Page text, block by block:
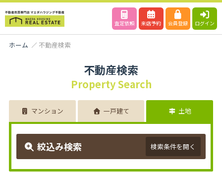
査定依頼 来店予約 会員登録 ログイン
ホーム 不動産検索
不動産検索
Property Search
マンション 一戸建て 土地
絞込み検索 検索条件を開く